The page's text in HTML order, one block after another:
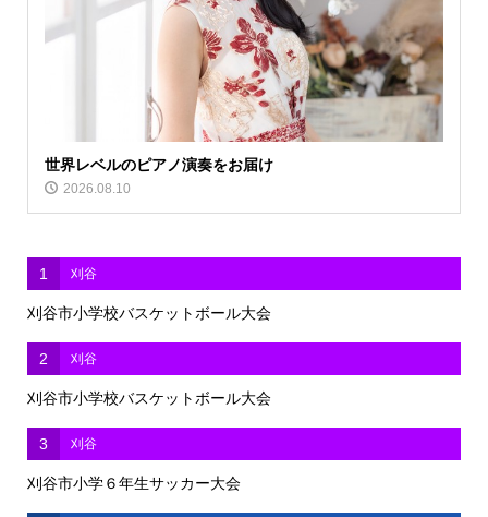
世界レベルのピアノ演奏をお届け
2026.08.10
1 刈谷
刈谷市小学校バスケットボール大会
2 刈谷
刈谷市小学校バスケットボール大会
3 刈谷
刈谷市小学６年生サッカー大会